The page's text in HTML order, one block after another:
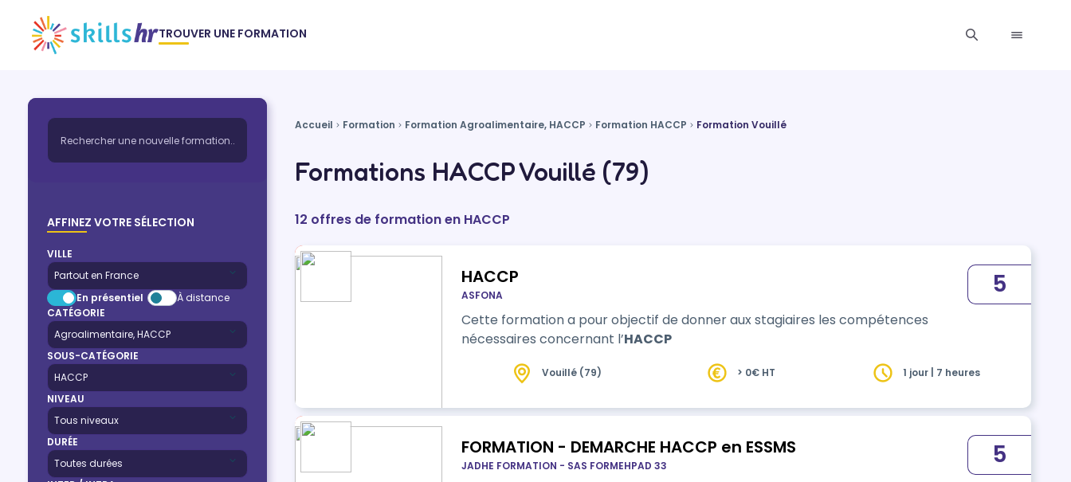
TROUVER UNE FORMATION
AFFINEZ VOTRE SÉLECTION
VILLE
En présentiel
À distance
CATÉGORIE
SOUS-CATÉGORIE
NIVEAU
DURÉE
Accueil Formation Formation Agroalimentaire, HACCP Formation HACCP Formation Vouillé
Formations HACCP Vouillé (79)
12 offres de formation en HACCP
HACCP
ASFONA
Cette formation a pour objectif de donner aux stagiaires les compétences
nécessaires concernant l’HACCP
5
Vouillé (79) > 0€ HT 1 jour | 7 heures
FORMATION - DEMARCHE HACCP en ESSMS
JADHE FORMATION - SAS FORMEHPAD 33 5